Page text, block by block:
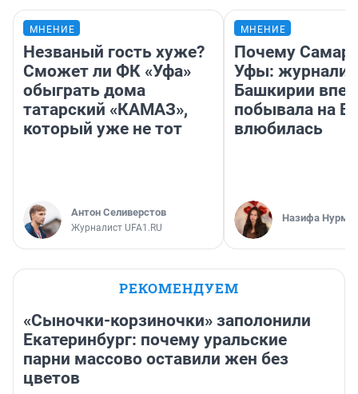
МНЕНИЕ
Незваный гость хуже?
Сможет ли ФК «Уфа»
обыграть дома
татарский «КАМАЗ»,
который уже не тот
Антон Селиверстов
Журналист UFA1.RU
МНЕНИЕ
Почему
Уфы:
Башкирии
побывала на
влюбилась
Назифа
РЕКОМЕНДУЕМ
«Сыночки-корзиночки» заполонили
Екатеринбург: почему уральские
парни массово оставили жен без
цветов